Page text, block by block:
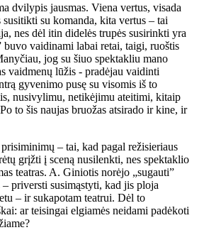
dvilypis jausmas. Viena vertus, visada
su komanda, kita vertus – tai
nes dėl itin didelės trupės susirinkti yra
buvo vaidinami labai retai, taigi, ruoštis
jog su šiuo spektakliu mano
vaidmenų lūžis - pradėjau vaidinti
gyvenimo pusę su visomis iš to
nusivylimu, netikėjimu ateitimi, kitaip
to šis naujas bruožas atsirado ir kine, ir
– tai, kad pagal režisieriaus
grįžti į sceną nusilenkti, nes spektaklio
teatras. A. Giniotis norėjo „sugauti”
priversti susimąstyti, kad jis ploja
– ir sukapotam teatrui. Dėl to
ar teisingai elgiamės neidami padėkoti